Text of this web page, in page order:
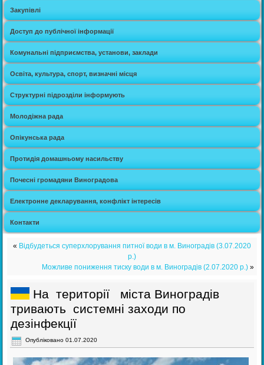
Закупівлі
Доступ до публічної інформації
Комунальні підприємства, установи, заклади
Освіта, культура, спорт, визначні місця
Структурні підрозділи інформують
Молодіжна рада
Опікунська рада
Протидія домашньому насильству
Почесні громадяни Виноградова
Електронне декларування, конфлікт інтересів
Контакти
« Відбудеться суперхлорування питної води в м. Виноградів (3.07.2020
р.)
Можливе пониження тиску води в м. Виноградів (2.07.2020 р.)»
На території міста Виноградів
тривають системні заходи по
дезінфекції
Опубліковано 01.07.2020